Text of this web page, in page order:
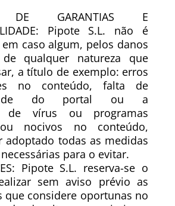
DE GARANTIAS E
Pipote S.L. não é
caso algum, pelos danos
qualquer natureza que
a título de exemplo: erros
no conteúdo, falta de
do portal ou a
de vírus ou programas
nocivos no conteúdo,
adoptado todas as medidas
para o evitar.
Pipote S.L. reserva-se o
sem aviso prévio as
que considere oportunas no